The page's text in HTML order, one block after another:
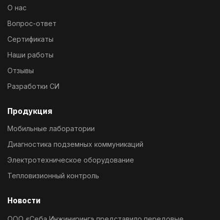
О нас
Вопрос-ответ
Сертификаты
Наши работы
Отзывы
Разработки СИ
Продукция
Мобильные лаборатории
Диагностика подземных коммуникаций
Электротехническое оборудование
Тепловизионный контроль
Новости